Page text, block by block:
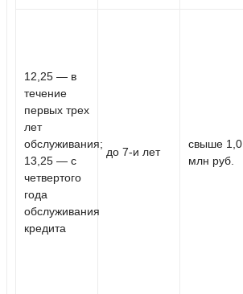
12,25 — в
течение
первых трех
лет
обслуживания;
13,25 — с
четвертого
года
обслуживания
кредита
до 7-и лет
свыше 1,0
млн руб.